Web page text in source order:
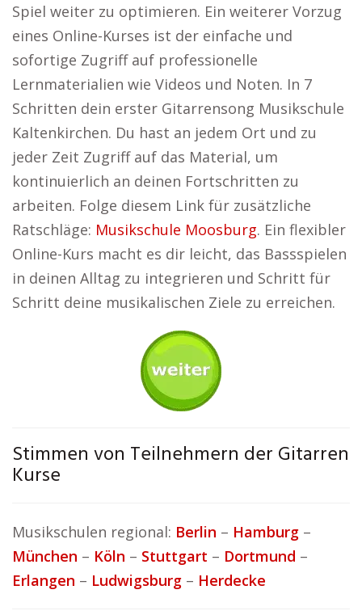
Spiel weiter zu optimieren. Ein weiterer Vorzug
eines Online-Kurses ist der einfache und
sofortige Zugriff auf professionelle
Lernmaterialien wie Videos und Noten. In 7
Schritten dein erster Gitarrensong Musikschule
Kaltenkirchen. Du hast an jedem Ort und zu
jeder Zeit Zugriff auf das Material, um
kontinuierlich an deinen Fortschritten zu
arbeiten. Folge diesem Link für zusätzliche
Ratschläge: Musikschule Moosburg. Ein flexibler
Online-Kurs macht es dir leicht, das Bassspielen
in deinen Alltag zu integrieren und Schritt für
Schritt deine musikalischen Ziele zu erreichen.
Stimmen von Teilnehmern der Gitarren
Kurse
Musikschulen regional: Berlin – Hamburg –
München – Köln – Stuttgart – Dortmund –
Erlangen – Ludwigsburg – Herdecke